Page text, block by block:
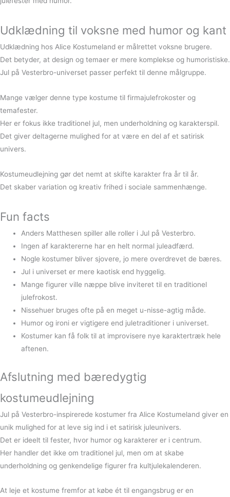
Udklædning til voksne med humor og kant
Udklædning hos Alice Kostumeland er målrettet voksne brugere.
Det betyder, at design og temaer er mere komplekse og humoristiske.
Jul på Vesterbro-universet passer perfekt til denne målgruppe.
Mange vælger denne type kostume til firmajulefrokoster og
temafester.
Her er fokus ikke traditionel jul, men underholdning og karakterspil.
Det giver deltagerne mulighed for at være en del af et satirisk
univers.
Kostumeudlejning gør det nemt at skifte karakter fra år til år.
Det skaber variation og kreativ frihed i sociale sammenhænge.
Fun facts
Anders Matthesen spiller alle roller i Jul på Vesterbro.
Ingen af karaktererne har en helt normal juleadfærd.
Nogle kostumer bliver sjovere, jo mere overdrevet de bæres.
Jul i universet er mere kaotisk end hyggelig.
Mange figurer ville næppe blive inviteret til en traditionel
julefrokost.
Nissehuer bruges ofte på en meget u-nisse-agtig måde.
Humor og ironi er vigtigere end juletraditioner i universet.
Kostumer kan få folk til at improvisere nye karaktertræk hele
aftenen.
Afslutning med bæredygtig
kostumeudlejning
Jul på Vesterbro-inspirerede kostumer fra Alice Kostumeland giver en
unik mulighed for at leve sig ind i et satirisk juleunivers.
Det er ideelt til fester, hvor humor og karakterer er i centrum.
Her handler det ikke om traditionel jul, men om at skabe
underholdning og genkendelige figurer fra kultjulekalenderen.
At leje et kostume fremfor at købe ét til engangsbrug er en